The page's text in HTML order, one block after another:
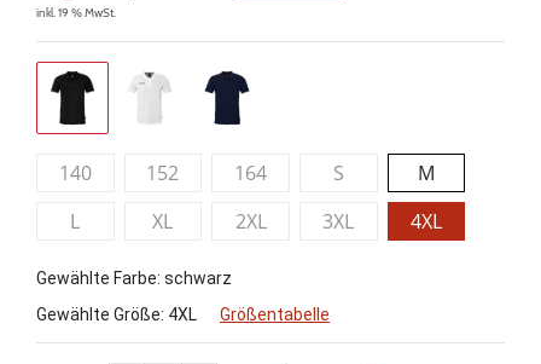
inkl. 19 % MwSt.
140 152 164 S
M
L
XL 2XL 3XL 4XL
Gewählte Farbe: schwarz
Gewählte Größe: 4XL Größentabelle